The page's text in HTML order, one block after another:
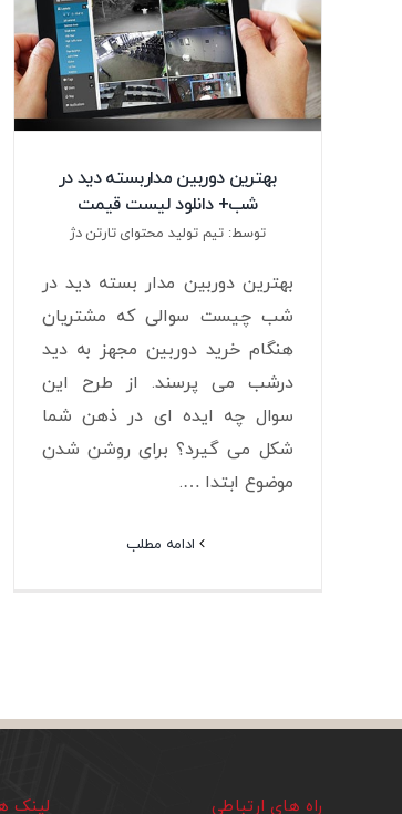
بهترین دوربین مداربسته دید در
شب+ دانلود لیست قیمت
توسط: تیم تولید محتوای تارتن دژ
بهترین دوربین مدار بسته دید در
شب چیست سوالی که مشتریان
هنگام خرید دوربین مجهز به دید
درشب می پرسند. از طرح این
سوال چه ایده ای در ذهن شما
شکل می گیرد؟ برای روشن شدن
موضوع ابتدا ….
ادامه مطلب
راه های ارتباطی لینک